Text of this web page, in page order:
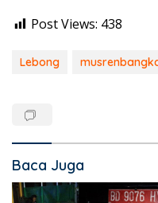
Post Views: 438
Lebong
Baca Juga